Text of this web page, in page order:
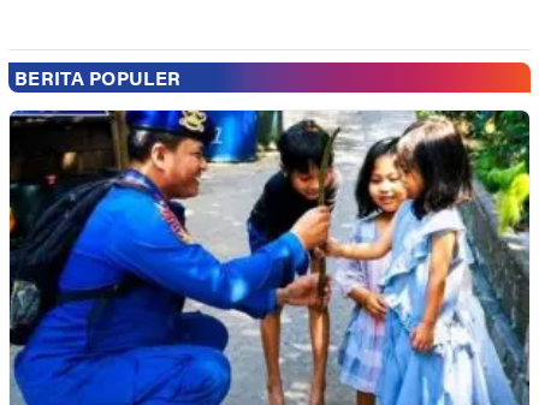
BERITA POPULER